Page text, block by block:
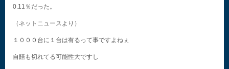
0.11％だった。
（ネットニュースより）
１０００台に１台は有るって事ですよねぇ
自賠も切れてる可能性大ですし